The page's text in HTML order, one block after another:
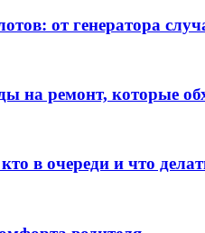
от генератора
на ремонт, которые
в очереди и что